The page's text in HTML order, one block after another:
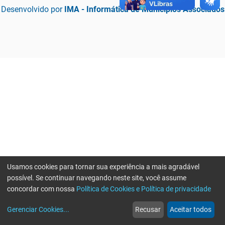
Desenvolvido por IMA - Informática de Municípios Associados
web
Notícias
more_horiz
Mais
Usamos cookies para tornar sua experiência a mais agradável
possível. Se continuar navegando neste site, você assume
concordar com nossa Política de Cookies e Política de privacidade
Gerenciar Cookies... Recusar Aceitar todos
Erro ao enviar informações, por favor tente novamente